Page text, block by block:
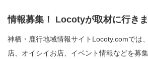
情報募集！ Locotyが取材に行きま
神栖・鹿行地域情報サイトLocoty.comでは
店、オイシイお店、イベント情報などを募